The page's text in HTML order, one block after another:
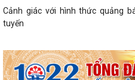
“Bữa cơm tri ân”
Lễ hội truyền thống Xa mã – Rước
huy giá trị Di tích lịch sử...